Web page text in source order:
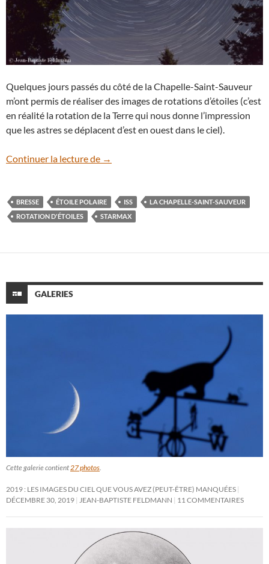
Quelques jours passés du côté de la Chapelle-Saint-Sauveur
m’ont permis de réaliser des images de rotations d’étoiles (c’est
en réalité la rotation de la Terre qui nous donne l’impression
que les astres se déplacent d’est en ouest dans le ciel).
Continuer la lecture de Rotation d’étoiles dans le ciel de la
→
BRESSE ÉTOILE POLAIRE ISS
LA CHAPELLE-SAINT-SAUVEUR
ROTATION D'ÉTOILES
STARMAX
GALERIES
Cette galerie contient27 photos.
2019 : LES IMAGES DU CIEL QUE VOUS AVEZ (PEUT-ÊTRE) MANQUÉES
DÉCEMBRE 30, 2019 JEAN-BAPTISTE FELDMANN 11 COMMENTAIRES